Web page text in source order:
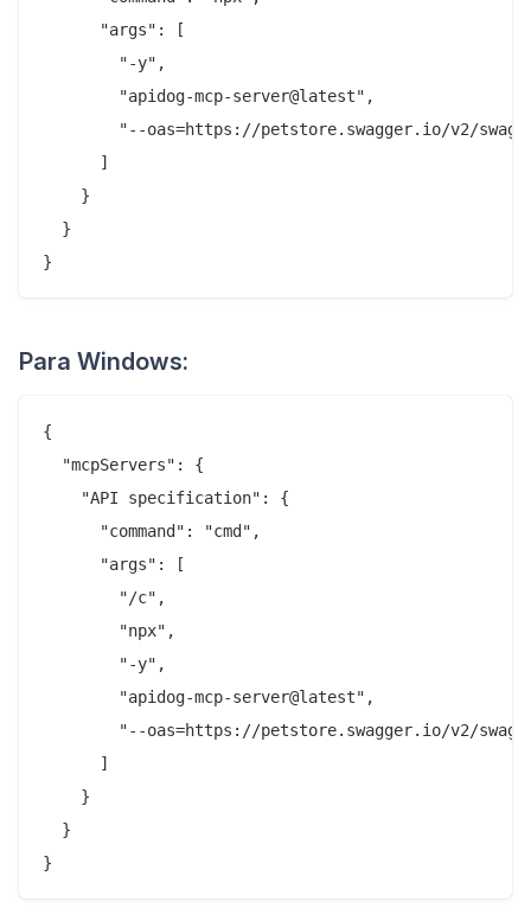
      "args": [
        "-y",
        "apidog-mcp-server@latest",
"--oas=https://petstore.swagger.io/v2/
      ]
    }
  }
}
Para Windows:
{
  "mcpServers": {
    "API specification": {
      "command": "cmd",
      "args": [
        "/c",
        "npx",
        "-y",
        "apidog-mcp-server@latest",
"--oas=https://petstore.swagger.io/v2/
      ]
    }
  }
}